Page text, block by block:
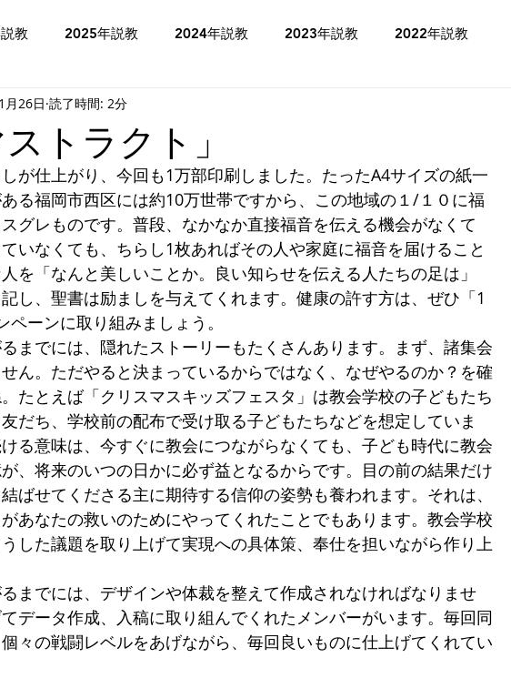
教 2025年説教 2024年説教 2023年説教 2022年説教
2025年牧師のコラム
ヨシュア記 士師記 Ⅰサムエル記 Ⅰ列王記 詩篇 イザヤ書
ハバクク書 マタイの福音書 マルコの福音書 ルカの福音書
ローマ人への手紙 第一コリント人への手紙
トラクト」
月26日 読了時間: 2分
が仕上がり、今回も1万部印刷しました。たったA4サイズの紙一
る福岡市西区には約10万世帯ですから、この地域の１/１０に福
グレものです。普段、なかなか直接福音を伝える機会がなくて
いなくても、ちらし1枚あればその人や家庭に福音を届けること
を「なんと美しいことか。良い知らせを伝える人たちの足は」
記し、聖書は励ましを与えてくれます。健康の許す方は、ぜひ「1
ーンに取り組みましょう。
までには、隠れたストーリーもたくさんあります。まず、諸集会
ん。ただやると決まっているからではなく、なぜやるのか？を確
たとえば「クリスマスキッズフェスタ」は教会学校の子どもたち
だち、学校前の配布で受け取る子どもたちなどを想定していま
る意味は、今すぐに教会につながらなくても、子ども時代に教会
、将来のいつの日かに必ず益となるからです。目の前の結果だけ
ばせてくださる主に期待する信仰の姿勢も養われます。それは、
あなたの救いのためにやってくれたことでもあります。教会学校
した議題を取り上げて実現への具体策、奉仕を担いながら作り上
までには、デザインや体裁を整えて作成されなければなりませ
データ作成、入稿に取り組んでくれたメンバーがいます。毎回同
々の戦闘レベルをあげながら、毎回良いものに仕上げてくれてい